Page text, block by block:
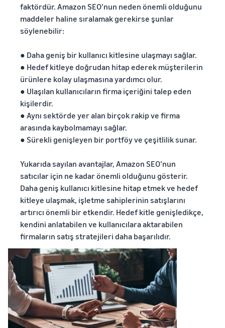
faktördür. Amazon SEO’nun neden önemli olduğunu
maddeler haline sıralamak gerekirse şunlar
söylenebilir:
● Daha geniş bir kullanıcı kitlesine ulaşmayı sağlar.
● Hedef kitleye doğrudan hitap ederek müşterilerin
ürünlere kolay ulaşmasına yardımcı olur.
● Ulaşılan kullanıcıların firma içeriğini talep eden
kişilerdir.
● Aynı sektörde yer alan birçok rakip ve firma
arasında kaybolmamayı sağlar.
● Sürekli genişleyen bir portföy ve çeşitlilik sunar.
Yukarıda sayılan avantajlar, Amazon SEO’nun
satıcılar için ne kadar önemli olduğunu gösterir.
Daha geniş kullanıcı kitlesine hitap etmek ve hedef
kitleye ulaşmak, işletme sahiplerinin satışlarını
artırıcı önemli bir etkendir. Hedef kitle genişledikçe,
kendini anlatabilen ve kullanıcılara aktarabilen
firmaların satış stratejileri daha başarılıdır.